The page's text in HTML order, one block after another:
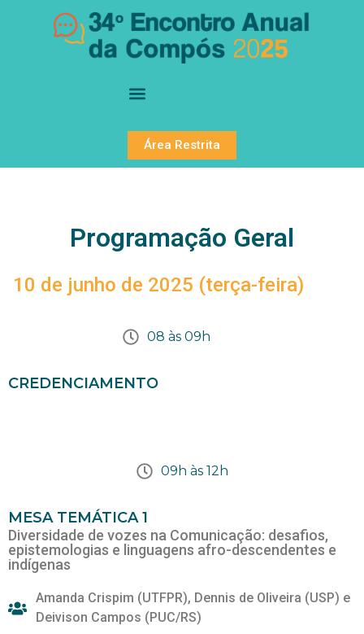
Área Restrita
Programação Geral
10 de junho de 2025 (terça-feira)
08 às 09h
CREDENCIAMENTO
09h às 12h
MESA TEMÁTICA 1
Diversidade de vozes na Comunicação: desafios,
epistemologias e linguagens afro-descendentes e
indígenas
Amanda Crispim (UTFPR), Dennis de Oliveira (USP) e
Deivison Campos (PUC/RS)